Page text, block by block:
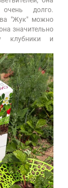
долго.
"Жук" можно
значительно
клубники и